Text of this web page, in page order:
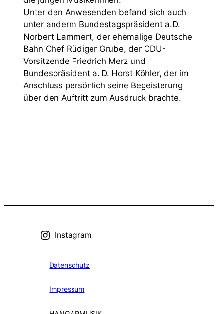
Unter den Anwesenden befand sich auch
unter anderm Bundestagspräsident a.D.
Norbert Lammert, der ehemalige Deutsche
Bahn Chef Rüdiger Grube, der CDU-
Vorsitzende Friedrich Merz und
Bundespräsident a. D. Horst Köhler, der im
Anschluss persönlich seine Begeisterung
über den Auftritt zum Ausdruck brachte.
Instagram
Datenschutz
Impressum